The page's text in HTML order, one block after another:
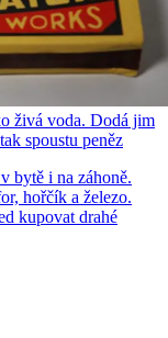
živá voda. Dodá jim
spoustu peněz
bytě i na záhoně.
hořčík a železo.
kupovat drahé